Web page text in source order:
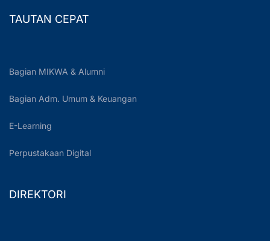
TAUTAN CEPAT
Bagian MIKWA & Alumni
Bagian Adm. Umum & Keuangan
E-Learning
Perpustakaan Digital
DIREKTORI